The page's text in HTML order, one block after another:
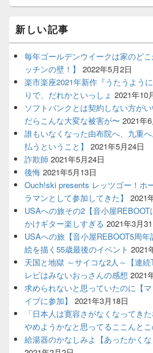
新しい記事
毎年ゴールデンウイークは家のど
ッチンの壁！】
2022年5月2日
楽市楽座2021年新作『うたうよう
りで、だれかといっしょ 2021年10
ソフトバンクとは契約しない方が
だらこんな大変な被害が〜 2021年
誰もいなくなった由布院へ、九重
払うということ】
2021年5月24日
詐欺師 2021年5月24日
後悔 2021年5月13日
Ouch!ski presents レッツゴー！ホ
ラマンとして参加してきた】
2021
USAへの旅その2【音小屋
かけギター楽しすぎる 2021年3月
USAへの旅【音小屋REBOOT5周年
絵を描く55歳最後のイベント 2021
天国と地獄 ～サイコな2人～【連
レビはみないおっさんの感想 2021
求められないと思っていたのに【
イブに参加】
2021年3月18日
「日本人は寛容さがなくなってき
やめようかなと思ってるここんと
給湯器のかなしみよ【あったかく